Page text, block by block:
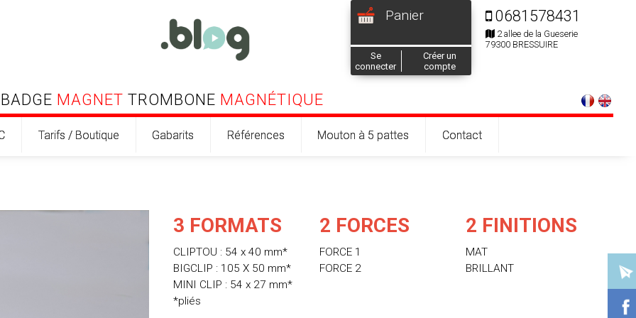
0681578431
2 allee de la Gueserie
79300 BRESSUIRE
Tarifs / Boutique Gabarits Références Mouton à 5 pattes Contact
Panier
Se
connecter
Créer un
compte
MAGNET TROMBONE MAGNÉTIQUE
3 FORMATS
CLIPTOU : 54 x 40 mm*
BIGCLIP : 105 X 50 mm*
MINI CLIP : 54 x 27 mm*
*pliés
2 FORCES
FORCE 1
FORCE 2
2 FINITIONS
MAT
BRILLANT